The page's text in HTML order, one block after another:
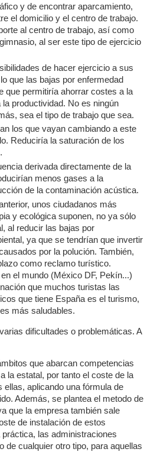
y de encontrar aparcamiento,
el domicilio y el centro de trabajo.
al centro de trabajo, así como
al ser este tipo de ejercicio
de hacer ejercicio a sus
que las bajas por enfermedad
que permitiría ahorrar costes a la
productividad. No es ningún
sea el tipo de trabajo que sea.
los que vayan cambiando a este
Reduciría la saturación de los
derivada directamente de la
menos gases a la
de la contaminación acústica.
unos ciudadanos más
y ecológica suponen, no ya sólo
al reducir las bajas por
ya que se tendrían que invertir
por la polución. También,
como reclamo turístico.
el mundo (México DF, Pekín...)
que muchos turistas las
que tiene España es el turismo,
más saludables.
dificultades o problemáticas. A
que abarcan competencias
la estatal, por tanto el coste de la
aplicando una fórmula de
Además, se plantea el metodo de
que la empresa también sale
de instalación de estos
las administraciones
de cualquier otro tipo, para aquellas